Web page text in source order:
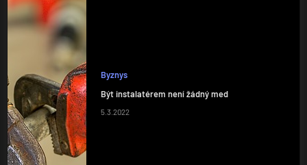
Byznys
Být instalatérem není žádný med
5.3.2022